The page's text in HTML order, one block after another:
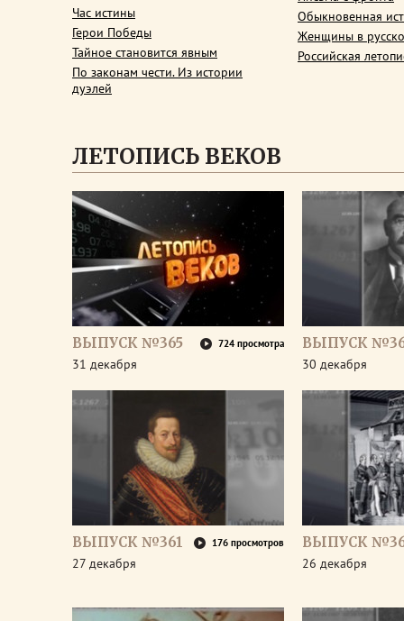
Час истины
Герои Победы
Тайное становится явным
По законам чести. Из истории
дуэлей
Обыкновенная
Женщины в
Российская
ЛЕТОПИСЬ ВЕКОВ
ВЫПУСК №365 724 просмотра
31 декабря
ВЫПУСК
30 декабря
ВЫПУСК №361 176 просмотров
27 декабря
ВЫПУСК
26 декабря